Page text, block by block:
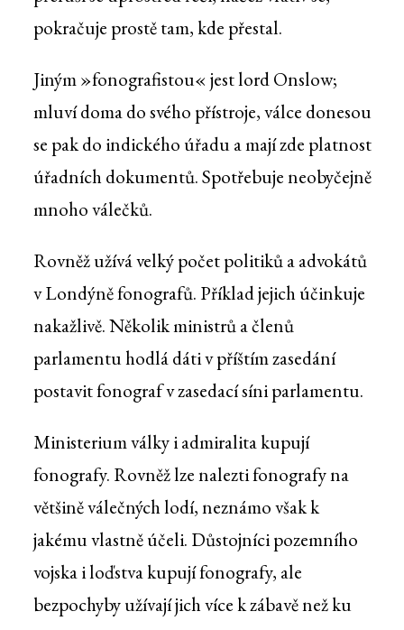
pokračuje prostě tam, kde přestal.
Jiným »fonografistou« jest lord Onslow;
mluví doma do svého přístroje, válce donesou
se pak do indického úřadu a mají zde platnost
úřadních dokumentů. Spotřebuje neobyčejně
mnoho válečků.
Rovněž užívá velký počet politiků a advokátů
v Londýně fonografů. Příklad jejich účinkuje
nakažlivě. Několik ministrů a členů
parlamentu hodlá dáti v příštím zasedání
postavit fonograf v zasedací síni parlamentu.
Ministerium války i admiralita kupují
fonografy. Rovněž lze nalezti fonografy na
většině válečných lodí, neznámo však k
jakému vlastně účeli. Důstojníci pozemního
vojska i loďstva kupují fonografy, ale
bezpochyby užívají jich více k zábavě než ku